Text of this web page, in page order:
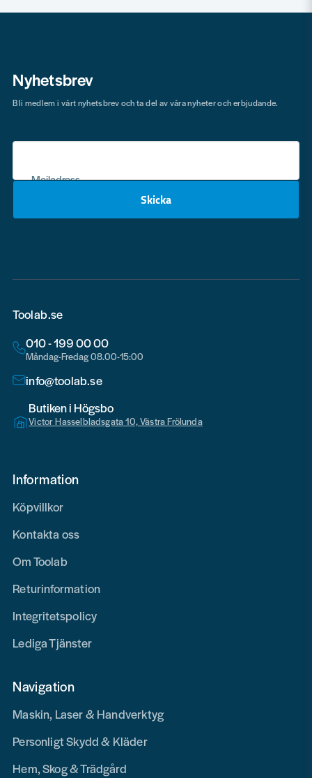
Nyhetsbrev
Mejladress
Skicka
Bli medlem i vårt nyhetsbrev och ta del av våra nyheter och erbjudande.
Toolab.se
010 - 199 00 00
Måndag-Fredag 08.00-15:00
info@toolab.se
Butiken i Högsbo
Victor Hasselbladsgata 10, Västra Frölunda
Information
Köpvillkor
Kontakta oss
Om Toolab
Returinformation
Integritetspolicy
Lediga Tjänster
Navigation
Maskin, Laser & Handverktyg
Personligt Skydd & Kläder
Hem, Skog & Trädgård